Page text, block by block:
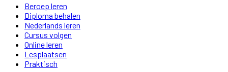
Beroep leren
Diploma behalen
Nederlands leren
Cursus volgen
Online leren
Lesplaatsen
Praktisch